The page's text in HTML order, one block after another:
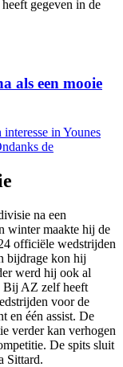
gegeven in de
als een mooie
in Younes
de
na een
winter maakte hij de
officiële wedstrijden
bijdrage kon hij
werd hij ook al
Bij AZ zelf heeft
voor de
en één assist. De
verder kan verhogen
De spits sluit
Sittard.